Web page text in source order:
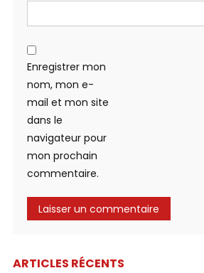
Enregistrer mon
nom, mon e-
mail et mon site
dans le
navigateur pour
mon prochain
commentaire.
ARTICLES RÉCENTS